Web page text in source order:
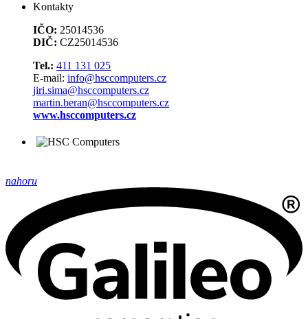
Kontakty
IČO: 25014536
DIČ: CZ25014536
Tel.: 411 131 025
E-mail: info@hsccomputers.cz
jiri.sima@hsccomputers.cz
martin.beran@hsccomputers.cz
www.hsccomputers.cz
nahoru